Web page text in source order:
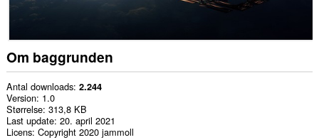
Om baggrunden
Antal downloads 2.244
Version 1.0
Størrelse 313,8 KB
Last update 20. april 2021
Licens Copyright 2020 jammoll